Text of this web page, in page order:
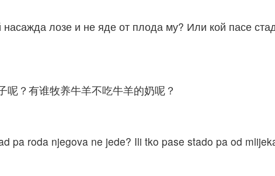
насажда лозе и не яде от плода му? Или кой пасе
？有谁牧养牛羊不吃牛羊的奶呢？
pa roda njegova ne jede? Ili tko pase stado pa od